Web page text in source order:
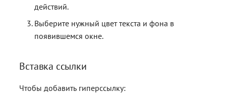
действий.
Выберите нужный цвет текста и фона в
появившемся окне.
Вставка ссылки
Чтобы добавить гиперссылку: